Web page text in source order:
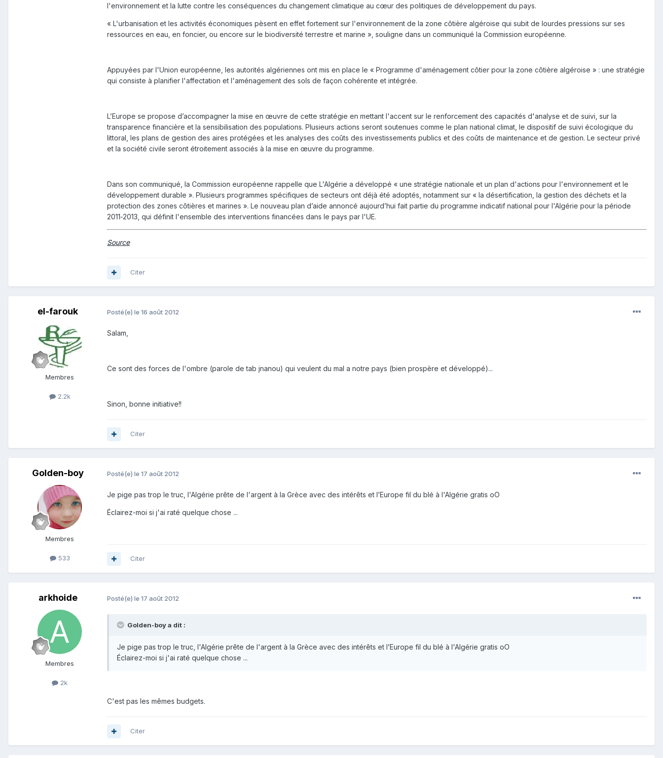
l'environnement et la lutte contre les conséquences du changement climatique au cœur des politiques de développement du pays.
« L'urbanisation et les activités économiques pèsent en effet fortement sur l'environnement de la zone côtière algéroise qui subit de lourdes pressions sur ses
ressources en eau, en foncier, ou encore sur le biodiversité terrestre et marine », souligne dans un communiqué la Commission européenne.
Appuyées par l'Union européenne, les autorités algériennes ont mis en place le « Programme d'aménagement côtier pour la zone côtière algéroise » : une stratégie
qui consiste à planifier l'affectation et l'aménagement des sols de façon cohérente et intégrée.
L’Europe se propose d’accompagner la mise en œuvre de cette stratégie en mettant l'accent sur le renforcement des capacités d'analyse et de suivi, sur la
transparence financière et la sensibilisation des populations. Plusieurs actions seront soutenues comme le plan national climat, le dispositif de suivi écologique du
littoral, les plans de gestion des aires protégées et les analyses des coûts des investissements publics et des coûts de maintenance et de gestion. Le secteur privé
et la société civile seront étroitement associés à la mise en œuvre du programme.
Dans son communiqué, la Commission européenne rappelle que L'Algérie a développé « une stratégie nationale et un plan d'actions pour l'environnement et le
développement durable ». Plusieurs programmes spécifiques de secteurs ont déjà été adoptés, notamment sur « la désertification, la gestion des déchets et la
protection des zones côtières et marines ». Le nouveau plan d’aide annoncé aujourd’hui fait partie du programme indicatif national pour l'Algérie pour la période
2011‑2013, qui définit l'ensemble des interventions financées dans le pays par l'UE.
Source
Citer
el-farouk
Membres
2.2k
Posté(e) le 16 août 2012
Salam,
Ce sont des forces de l'ombre (parole de tab jnanou) qui veulent du mal a notre pays (bien prospère et développé)...
Sinon, bonne initiative!!
Citer
Golden-boy
Membres
533
Posté(e) le 17 août 2012
Je pige pas trop le truc, l'Algérie prête de l'argent à la Grèce avec des intérêts et l’Europe fil du blé à l'Algérie gratis oO
Éclairez-moi si j'ai raté quelque chose ...
Citer
arkhoide
Membres
2k
Posté(e) le 17 août 2012
Golden-boy a dit :
Je pige pas trop le truc, l'Algérie prête de l'argent à la Grèce avec des intérêts et l’Europe fil du blé à l'Algérie gratis oO
Éclairez-moi si j'ai raté quelque chose ...
C'est pas les mêmes budgets.
Citer